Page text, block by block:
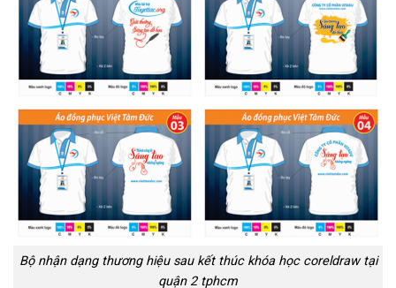
Bộ nhận dạng thương hiệu sau kết thúc khóa học coreldraw tại
quận 2 tphcm